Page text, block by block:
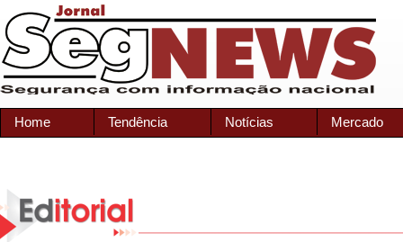
Home Tendência Notícias Mercado